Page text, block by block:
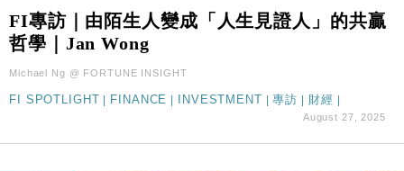
18:31
財經｜華僑銀行上半年淨利創新高 中期息增15%至
47仙
17:33
及消費表現
本地｜假冒內地執法人員要求交「保證金」 43歲女子
FI專訪｜由陌生人變成「人生見證人」的共贏
哲學｜Jan Wong
Michael Ng @ FORTUNE INSIGHT
FI SPOTLIGHT FINANCE INVESTMENT |專訪 財經
August 27, 2025